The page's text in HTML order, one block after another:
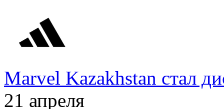
Marvel Kazakhstan стал
21 апреля